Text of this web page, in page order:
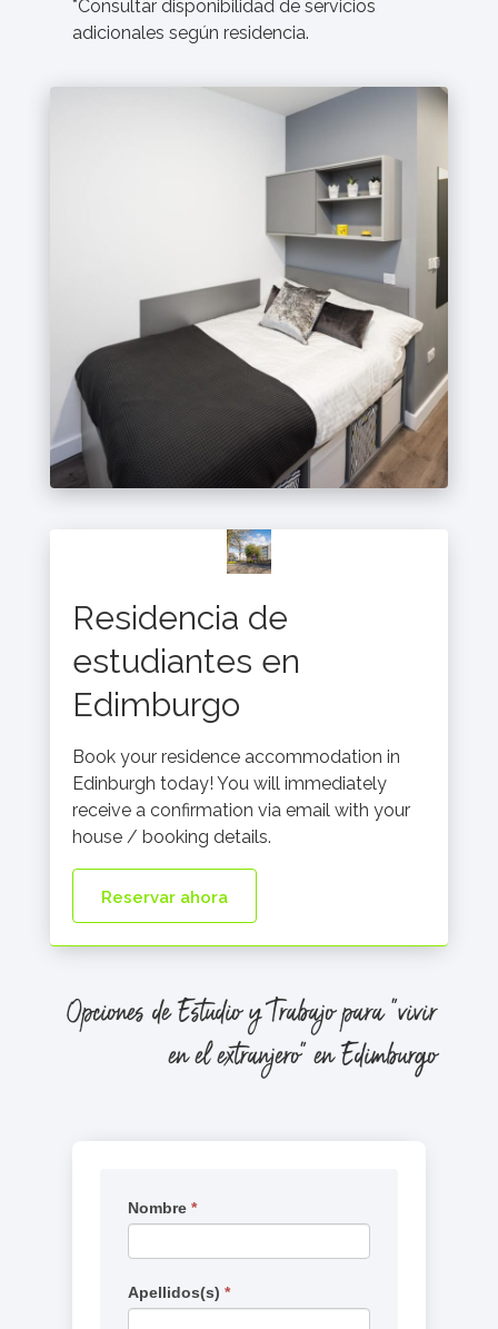
*Consultar disponibilidad de servicios
adicionales según residencia.
Residencia de
estudiantes en
Edimburgo
Book your residence accommodation in
Edinburgh today! You will immediately
receive a confirmation via email with your
house / booking details.
Reservar ahora
Opciones de Estudio y Trabajo para "vivir
en el extranjero" enEdimburgo
Solicitar
Nombre *
Apellidos(s) *
Si
humano,
deja
este